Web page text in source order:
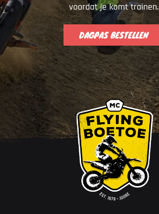
voordat je komt trainen.
DAGPAS BESTELLEN